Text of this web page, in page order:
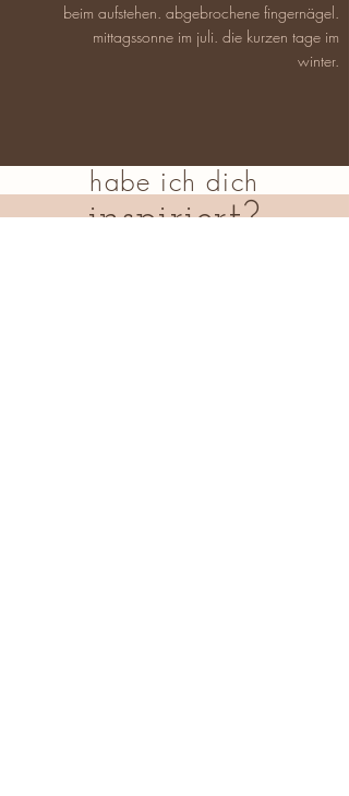
beim aufstehen. abgebrochene fingernägel.
mittagssonne im juli. die kurzen tage im
winter.
habe ich dich
inspiriert?